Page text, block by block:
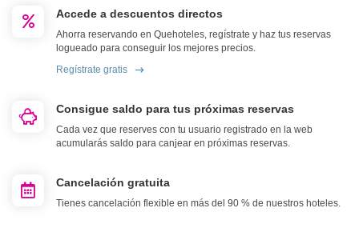
Accede a descuentos directos
Ahorra reservando en Quehoteles, regístrate y haz tus reservas
logueado para conseguir los mejores precios.
Regístrate gratis
Consigue saldo para tus próximas reservas
Cada vez que reserves con tu usuario registrado en la web
acumularás saldo para canjear en próximas reservas.
Cancelación gratuita
Tienes cancelación flexible en más del 90 % de nuestros hoteles.